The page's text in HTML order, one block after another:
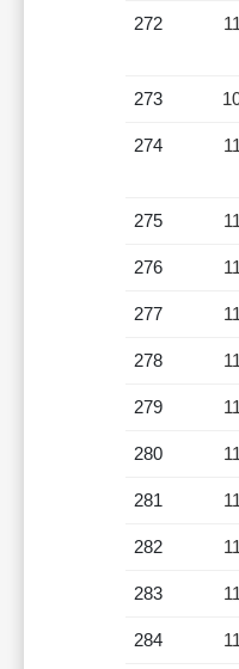
272
273
274
275
276
277
278
279
280
281
282
283
284